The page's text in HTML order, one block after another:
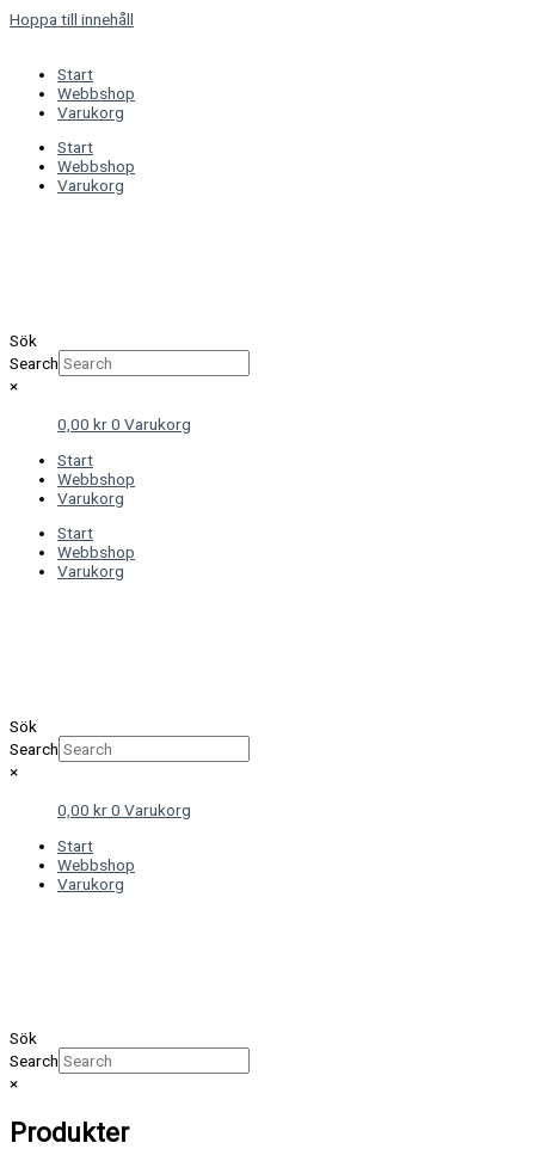
Hoppa till innehåll
Start
Webbshop
Varukorg
Start
Webbshop
Varukorg
Sök
Search
×
0,00 kr0 Varukorg
Start
Webbshop
Varukorg
Start
Webbshop
Varukorg
Sök
Search
×
0,00 kr0 Varukorg
Start
Webbshop
Varukorg
Sök
Search
×
Produkter